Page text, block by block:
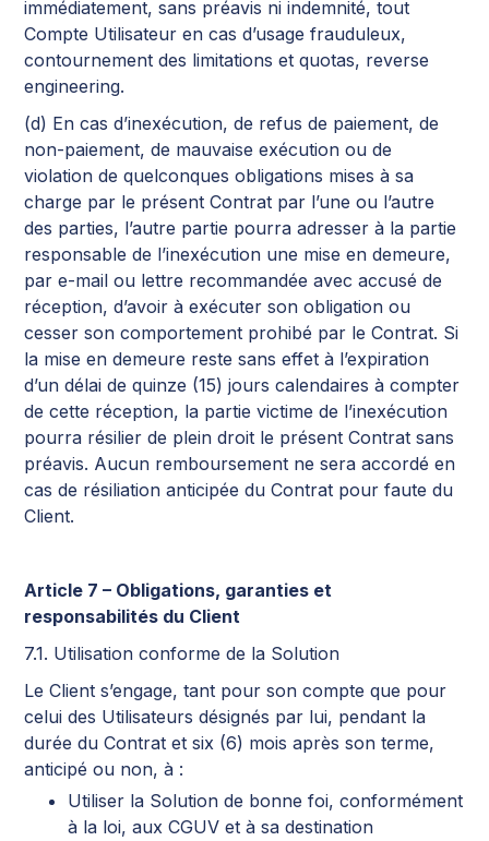
immédiatement, sans préavis ni indemnité, tout
Compte Utilisateur en cas d’usage frauduleux,
contournement des limitations et quotas, reverse
engineering.
(d) En cas d’inexécution, de refus de paiement, de
non-paiement, de mauvaise exécution ou de
violation de quelconques obligations mises à sa
charge par le présent Contrat par l’une ou l’autre
des parties, l’autre partie pourra adresser à la partie
responsable de l’inexécution une mise en demeure,
par e-mail ou lettre recommandée avec accusé de
réception, d’avoir à exécuter son obligation ou
cesser son comportement prohibé par le Contrat. Si
la mise en demeure reste sans effet à l’expiration
d’un délai de quinze (15) jours calendaires à compter
de cette réception, la partie victime de l’inexécution
pourra résilier de plein droit le présent Contrat sans
préavis. Aucun remboursement ne sera accordé en
cas de résiliation anticipée du Contrat pour faute du
Client.
Article 7 – Obligations, garanties et
responsabilités du Client
7.1. Utilisation conforme de la Solution
Le Client s’engage, tant pour son compte que pour
celui des Utilisateurs désignés par lui, pendant la
durée du Contrat et six (6) mois après son terme,
anticipé ou non, à :
Utiliser la Solution de bonne foi, conformément
à la loi, aux CGUV et à sa destination